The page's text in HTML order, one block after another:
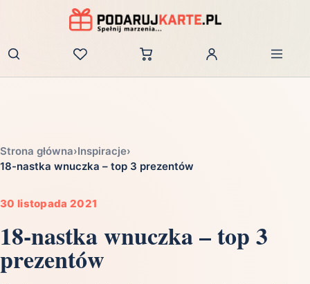
Zaloguj
Strona główna›Inspiracje›
18-nastka wnuczka – top 3 prezentów
30 listopada 2021
18-nastka wnuczka – top 3
prezentów